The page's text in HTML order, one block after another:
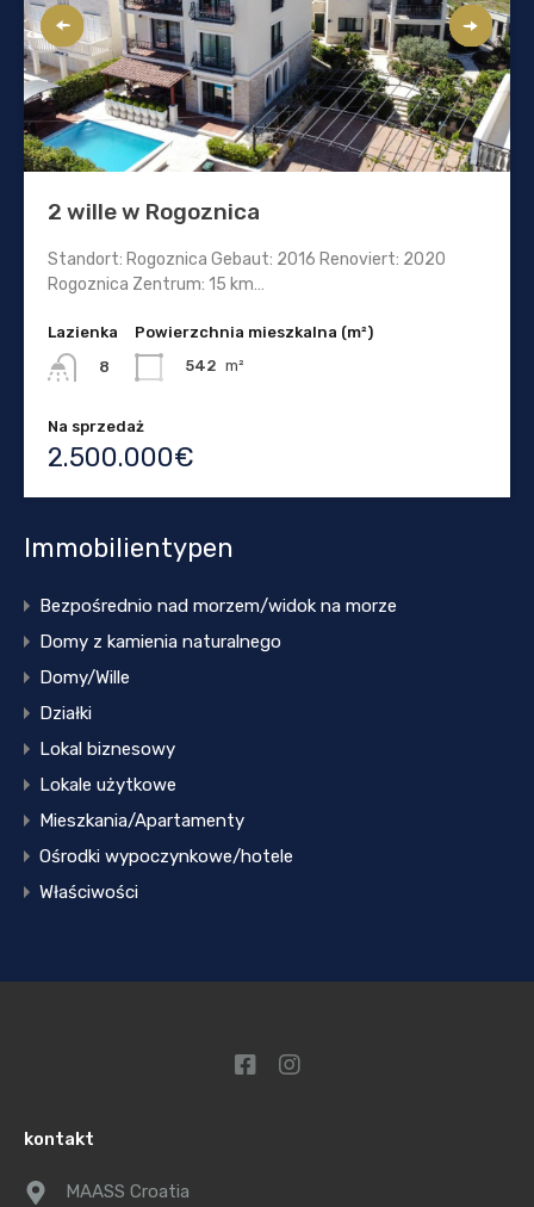
2 wille w Rogoznica
Standort: Rogoznica Gebaut: 2016 Renoviert: 2020
Rogoznica Zentrum: 15 km…
Lazienka
8
Powierzchnia mieszkalna (m²)
542 m²
Na sprzedaż
2.500.000€
Immobilientypen
Bezpośrednio nad morzem/widok na morze
Domy z kamienia naturalnego
Domy/Wille
Działki
Lokal biznesowy
Lokale użytkowe
Mieszkania/Apartamenty
Ośrodki wypoczynkowe/hotele
Właściwości
kontakt
MAASS Croatia